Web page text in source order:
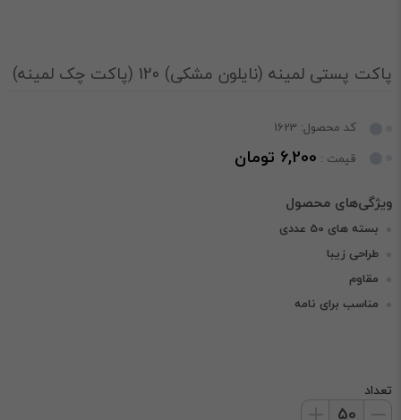
پاکت پستی لمینه (نایلون مشکی) 120 (پاکت چک لمینه)
کد محصول: 1623
قیمت : 6,200 تومان
بسته های 50 عددی
طراحی زیبا
مقاوم
مناسب برای نامه
تعداد